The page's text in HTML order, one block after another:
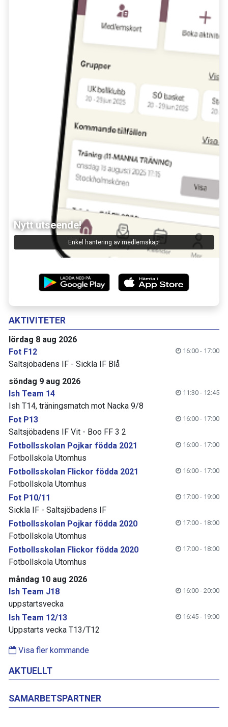
Nytt utseende!
Enkel hantering av medlemskap!
AKTIVITETER
lördag 8 aug 2026
Fot F12
16:00 - 17:00
Saltsjöbadens IF - Sickla IF Blå
söndag 9 aug 2026
Ish Team 14
11:30 - 12:45
Ish T14, träningsmatch mot Nacka 9/8
Fot P13
16:00 - 17:00
Saltsjöbadens IF Vit - Boo FF 3 2
Fotbollsskolan Pojkar födda 2021
16:00 - 17:00
Fotbollskola Utomhus
Fotbollsskolan Flickor födda 2021
16:00 - 17:00
Fotbollskola Utomhus
Fot P10/11
17:00 - 19:00
Sickla IF - Saltsjöbadens IF
Fotbollsskolan Pojkar födda 2020
17:00 - 18:00
Fotbollskola Utomhus
Fotbollsskolan Flickor födda 2020
17:00 - 18:00
Fotbollskola Utomhus
måndag 10 aug 2026
Ish Team J18
16:00 - 20:00
uppstartsvecka
Ish Team 12/13
16:45 - 19:00
Uppstarts vecka T13/T12
Visa fler kommande
AKTUELLT
SAMARBETSPARTNER